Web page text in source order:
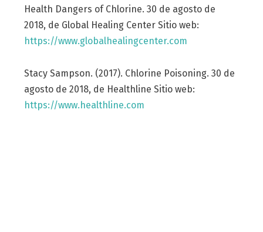
Health Dangers of Chlorine. 30 de agosto de
2018, de Global Healing Center Sitio web:
https://www.globalhealingcenter.com
Stacy Sampson. (2017). Chlorine Poisoning. 30 de
agosto de 2018, de Healthline Sitio web:
https://www.healthline.com